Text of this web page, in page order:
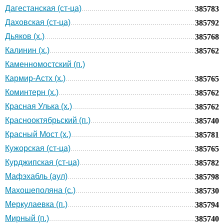
Дагестанская (ст-ца)
385783
Даховская (ст-ца)
385792
Дьяков (х.)
385768
Калинин (х.)
385762
Каменномостский (п.)
Кармир-Астх (х.)
385765
Коминтерн (х.)
385762
Красная Улька (х.)
385762
Краснооктябрьский (п.)
385740
Красный Мост (х.)
385781
Кужорская (ст-ца)
385765
Курджипская (ст-ца)
385782
Мафэхабль (аул)
385798
Махошеполяна (с.)
385730
Меркулаевка (п.)
385794
Мирный (п.)
385740